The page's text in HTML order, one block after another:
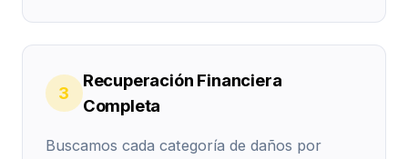
3
Recuperación Financiera
Completa
Buscamos cada categoría de daños por